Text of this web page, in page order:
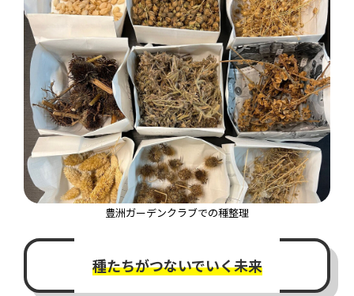
催しものやロケなどの業務利用をお考えの方
ご利用について 各種申請・手続き等
豊洲ガーデンクラブでの種整理
種たちがつないでいく未来